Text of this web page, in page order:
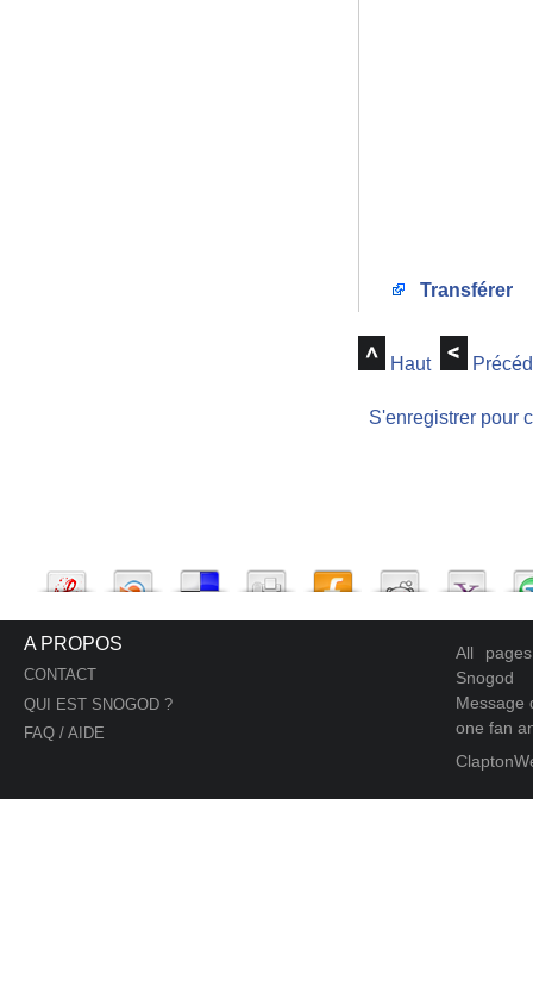
Transférer
Haut
S'enregistrer pour
A PROPOS
CONTACT
QUI EST SNOGOD ?
FAQ / AIDE
All
Snogod
Message
one fan